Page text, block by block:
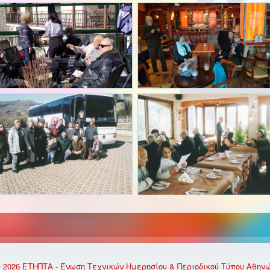
ΕΤΗΠΤΑ - Ένωση Τεχνικών Ημερησίου & Περιοδικού Τύπου